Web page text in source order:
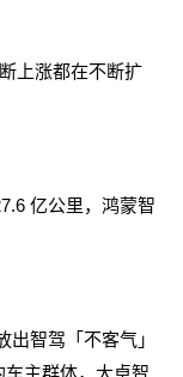
上涨都在不断扩
亿公里，鸿蒙智
智驾「不客气」